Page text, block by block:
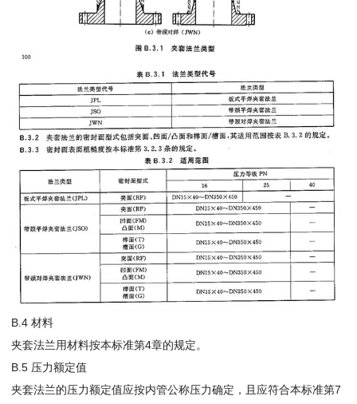
B.4 材料
夹套法兰用材料按本标准第4章的规定。
B.5 压力额定值
夹套法兰的压力额定值应按内管公称压力确定，且应符合本标准第7